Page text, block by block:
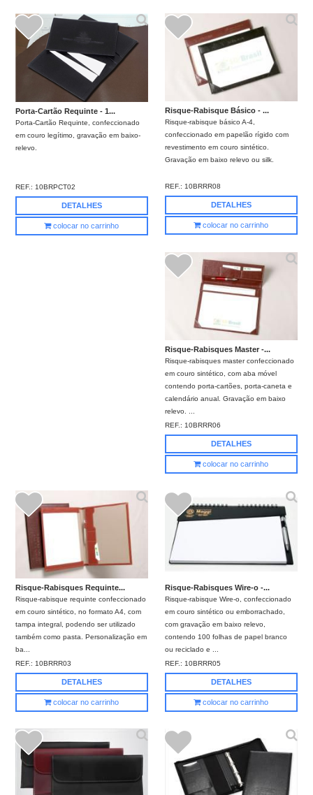
Porta-Cartão Requinte - 1...
Porta-Cartão Requinte, confeccionado
em couro legítimo, gravação em baixo-
relevo.
REF.: 10BRPCT02
DETALHES
colocar no carrinho
Risque-Rabisque Básico - ...
Risque-rabisque básico A-4,
confeccionado em papelão rígido com
revestimento em couro sintético.
Gravação em baixo relevo ou silk.
REF.:10BRRR08
DETALHES
colocar no carrinho
Risque-Rabisques Master -...
Risque-rabisques master confeccionado
em couro sintético, com aba móvel
contendo porta-cartões, porta-caneta e
calendário anual. Gravação em baixo
relevo. ...
REF.: 10BRRR06
DETALHES
colocar no carrinho
Risque-Rabisques Requinte...
Risque-rabisque requinte confeccionado
em couro sintético, no formato A4, com
tampa integral, podendo ser utilizado
também como pasta. Personalização em
ba...
REF.: 10BRRR03
DETALHES
colocar no carrinho
Risque-Rabisques Wire-o -...
Risque-rabisque Wire-o, confeccionado
em couro sintético ou emborrachado,
com gravação em baixo relevo,
contendo 100 folhas de papel branco
ou reciclado e ...
REF.: 10BRRR05
DETALHES
colocar no carrinho